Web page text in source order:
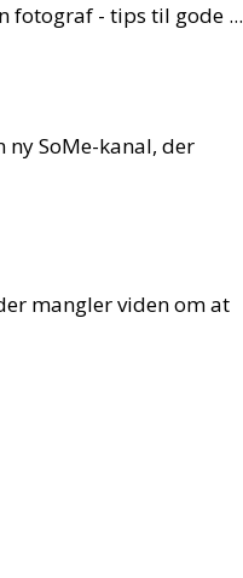
fotograf - tips til gode ...
ny SoMe-kanal, der
mangler viden om at